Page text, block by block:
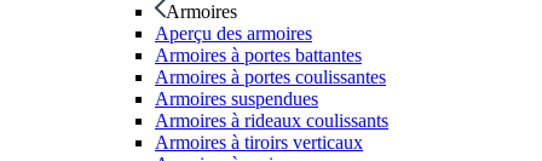
Armoires
Aperçu des armoires
Armoires à portes battantes
Armoires à portes coulissantes
Armoires suspendues
Armoires à rideaux coulissants
Armoires à tiroirs verticaux